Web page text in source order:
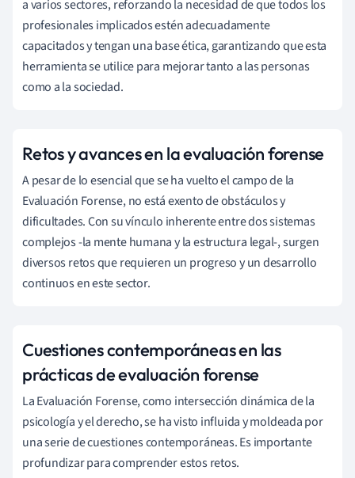
a varios sectores, reforzando la necesidad de que todos los
profesionales implicados estén adecuadamente
capacitados y tengan una base ética, garantizando que esta
herramienta se utilice para mejorar tanto a las personas
como a la sociedad.
Retos y avances en la evaluación forense
A pesar de lo esencial que se ha vuelto el campo de la
Evaluación Forense, no está exento de obstáculos y
dificultades. Con su vínculo inherente entre dos sistemas
complejos -la mente humana y la estructura legal-, surgen
diversos retos que requieren un progreso y un desarrollo
continuos en este sector.
Cuestiones contemporáneas en las
prácticas de evaluación forense
La Evaluación Forense, como intersección dinámica de la
psicología y el derecho, se ha visto influida y moldeada por
una serie de cuestiones contemporáneas. Es importante
profundizar para comprender estos retos.